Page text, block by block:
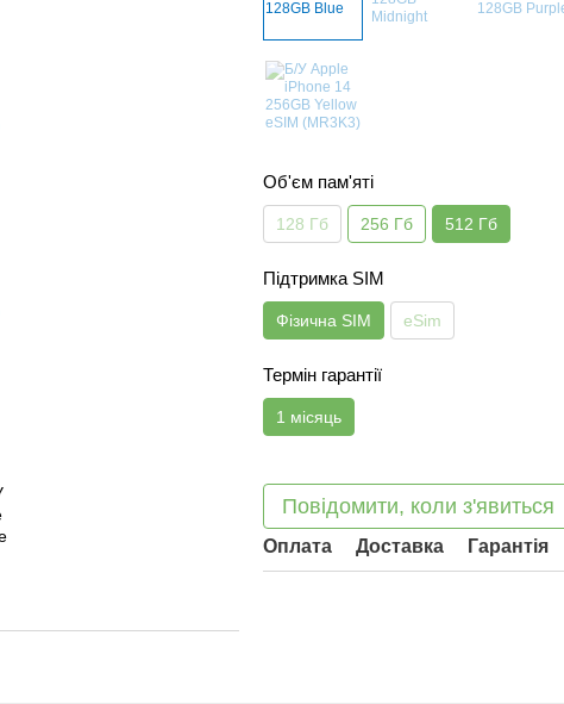
Об'єм пам'яті
128 Гб 256 Гб 512 Гб
Підтримка SIM
Фізична SIM eSim
Термін гарантії
1 місяць
Повідомити, коли з'явиться
Оплата Доставка Гарантія